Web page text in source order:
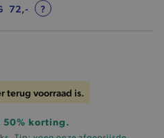
72,- ?
terug voorraad is.
50% korting.